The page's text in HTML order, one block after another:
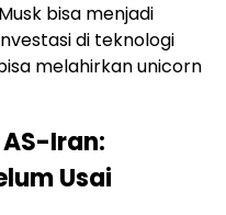
bisa menjadi
di teknologi
melahirkan unicorn
Iran:
Usai